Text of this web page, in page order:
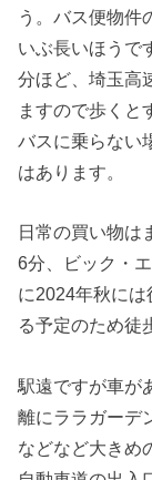
う。バス便物件
いぶ長いほうで
分ほど、埼玉高
ますので歩くと
バスに乗らない
はあります。
日常の買い物は
6分、ビック・
に2024年秋に
る予定のため徒
駅遠ですが車が
離にララガーデ
などなど大きめ